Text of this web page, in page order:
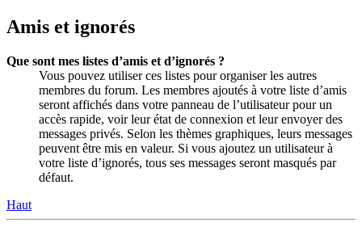
Amis et ignorés
Que sont mes listes d’amis et d’ignorés ?
Vous pouvez utiliser ces listes pour organiser les autres
membres du forum. Les membres ajoutés à votre liste d’amis
seront affichés dans votre panneau de l’utilisateur pour un
accès rapide, voir leur état de connexion et leur envoyer des
messages privés. Selon les thèmes graphiques, leurs messages
peuvent être mis en valeur. Si vous ajoutez un utilisateur à
votre liste d’ignorés, tous ses messages seront masqués par
défaut.
Haut